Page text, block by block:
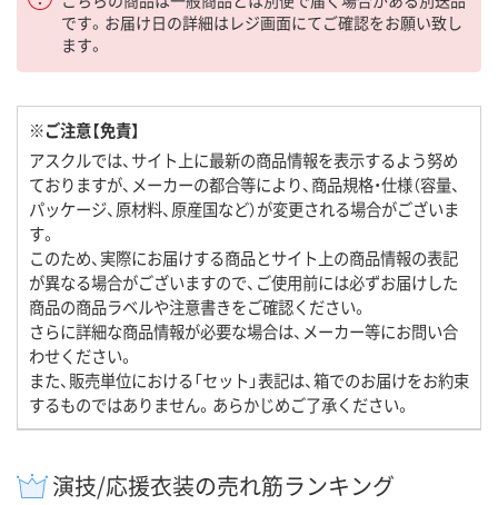
です。お届け日の詳細はレジ画面にてご確認をお願い致し
ます。
※ご注意【免責】
アスクルでは、サイト上に最新の商品情報を表示するよう努め
ておりますが、メーカーの都合等により、商品規格・仕様（容量、
パッケージ、原材料、原産国など）が変更される場合がございま
す。
このため、実際にお届けする商品とサイト上の商品情報の表記
が異なる場合がございますので、ご使用前には必ずお届けした
商品の商品ラベルや注意書きをご確認ください。
さらに詳細な商品情報が必要な場合は、メーカー等にお問い合
わせください。
また、販売単位における「セット」表記は、箱でのお届けをお約束
するものではありません。あらかじめご了承ください。
演技/応援衣装の売れ筋ランキング